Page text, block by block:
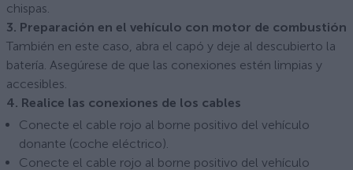
chispas.
3. Preparación en el vehículo con motor de combustión
También en este caso, abra el capó y deje al descubierto la
batería. Asegúrese de que las conexiones estén limpias y
accesibles.
4. Realice las conexiones de los cables
Conecte el cable rojo al borne positivo del vehículo
donante (coche eléctrico).
Conecte el cable rojo al borne positivo del vehículo